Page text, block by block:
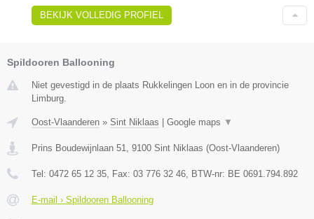
BEKIJK VOLLEDIG PROFIEL
Spildooren Ballooning
Niet gevestigd in de plaats Rukkelingen Loon en in de provincie
Limburg.
Oost-Vlaanderen » Sint Niklaas | Google maps ▼
Prins Boudewijnlaan 51 9100 Sint Niklaas (Oost-Vlaanderen)
Tel: 0472 65 12 35 , Fax: 03 776 32 46 , BTW-nr: BE 0691.794.892
E-mail › Spildooren Ballooning